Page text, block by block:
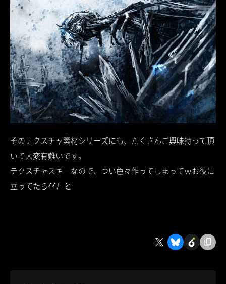
そのテクスチャ素材シリーズにも、たくさんご興味持って頂
いて大変有難いです。
テクスチャスキーなので、つい色々作ってしまってｗお役に
立ってたらｲｲﾅｰと